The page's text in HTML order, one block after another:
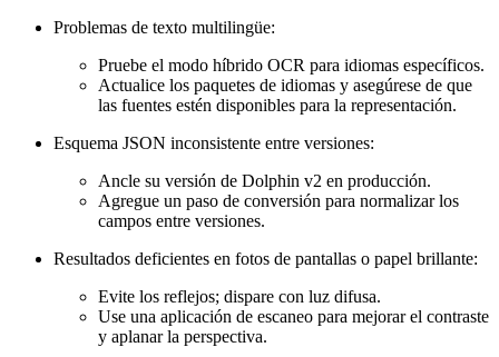
Problemas de texto multilingüe:
Pruebe el modo híbrido OCR para idiomas específicos.
Actualice los paquetes de idiomas y asegúrese de que
las fuentes estén disponibles para la representación.
Esquema JSON inconsistente entre versiones:
Ancle su versión de Dolphin v2 en producción.
Agregue un paso de conversión para normalizar los
campos entre versiones.
Resultados deficientes en fotos de pantallas o papel brillante:
Evite los reflejos; dispare con luz difusa.
Use una aplicación de escaneo para mejorar el contraste
y aplanar la perspectiva.